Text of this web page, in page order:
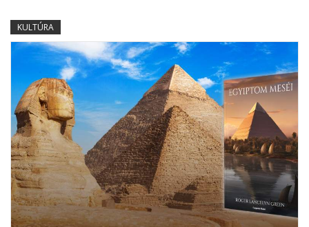
KULTÚRA